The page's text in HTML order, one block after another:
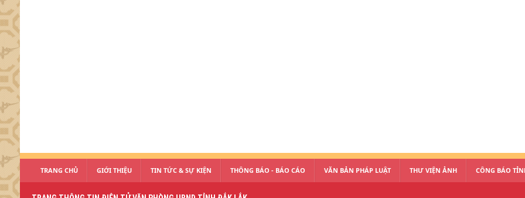
TRANG CHỦ GIỚI THIỆU TIN TỨC & SỰ KIỆN THÔNG BÁO - BÁO CÁO VĂN BẢN PHÁP LUẬT THƯ VIỆN ẢNH CÔNG BÁO